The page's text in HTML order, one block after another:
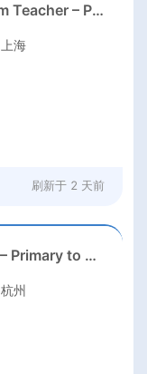
ESL/Early Childhood/Homeroom Teacher – Pre-K/Kindergarten
上海
刷新于 2 天前
ESL/Cambridge/IELTS Teacher – Primary to Secondary
杭州